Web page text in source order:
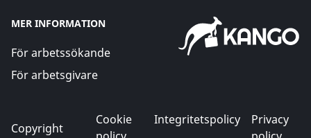
MER INFORMATION
För arbetssökande
För arbetsgivare
Copyright
Cookie
Integritetspolicy
Privacy